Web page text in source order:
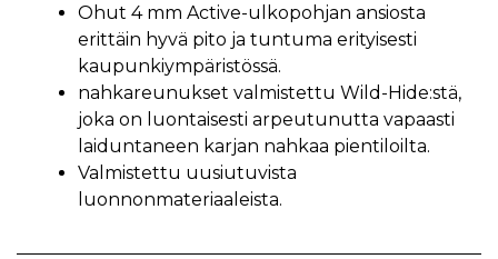
Ohut 4 mm Active-ulkopohjan ansiosta
erittäin hyvä pito ja tuntuma erityisesti
kaupunkiympäristössä.
nahkareunukset valmistettu Wild-Hide:stä,
joka on luontaisesti arpeutunutta vapaasti
laiduntaneen karjan nahkaa pientiloilta.
Valmistettu uusiutuvista
luonnonmateriaaleista.